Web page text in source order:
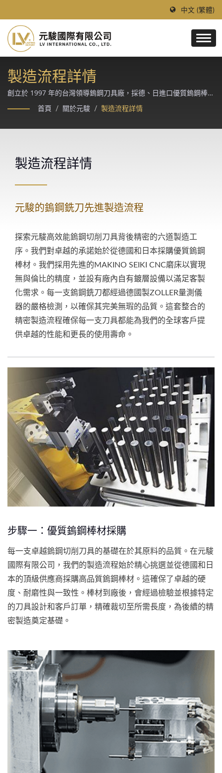
中文 (繁體)
製造流程詳情
創立於 1997 年的台灣領導鎢鋼刀具廠，採德、日進口優質鎢鋼棒材
與 Makino、Rollomatic、ANCA CNC 磨床精製，提供模具、汽
車、航太、醫療等精密加工產業的客製化切削解決方案。
首頁 / 關於元駿 / 製造流程詳情
製造流程詳情
元駿的鎢鋼銑刀先進製造流程
探索元駿高效能鎢鋼切削刀具背後精密的六道製造工
序。我們對卓越的承諾始於從德國和日本採購優質鎢鋼
棒材。我們採用先進的MAKINO SEIKI CNC磨床以實現
無與倫比的精度，並設有廠內自有鍍層設備以滿足客製
化需求。每一支鎢鋼銑刀都經過德國製ZOLLER量測儀
器的嚴格檢測，以確保其完美無瑕的品質。這套整合的
精密製造流程確保每一支刀具都能為我們的全球客戶提
供卓越的性能和更長的使用壽命。
步驟一：優質鎢鋼棒材採購
每一支卓越鎢鋼切削刀具的基礎在於其原料的品質。在元駿
國際有限公司，我們的製造流程始於精心挑選並從德國和日
本的頂級供應商採購高品質鎢鋼棒材。這確保了卓越的硬
度、耐磨性與一致性。棒材到廠後，會經過檢驗並根據特定
的刀具設計和客戶訂單，精確裁切至所需長度，為後續的精
密製造奠定基礎。